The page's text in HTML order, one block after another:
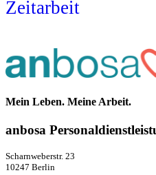
Zeitarbeit
Mein Leben. Meine Arbeit.
anbosa
Scharnweberstr. 23
10247 Berlin